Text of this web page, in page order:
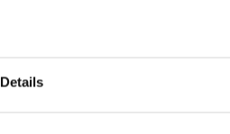
Details